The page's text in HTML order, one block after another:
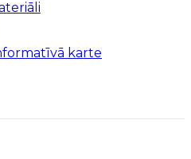
karte